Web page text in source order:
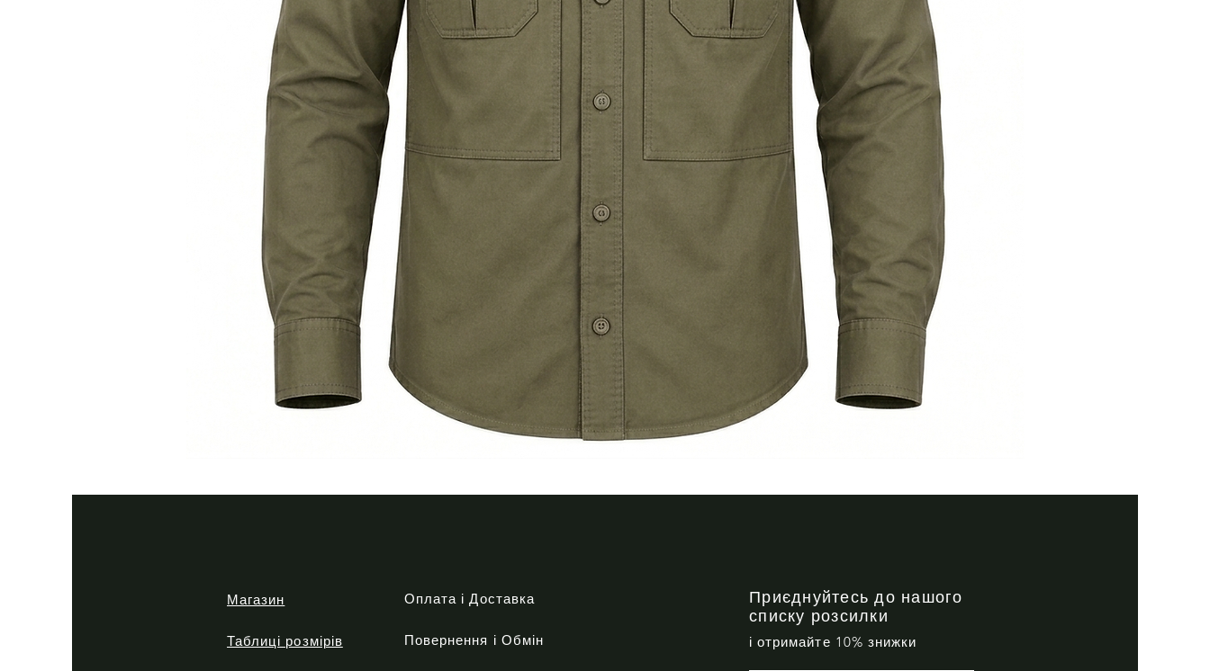
Магазин
Таблиці розмірів
Оплата і Доставка
Повернення і Обмін
Приєднуйтесь до нашого
списку розсилки
і отримайте 10% знижки